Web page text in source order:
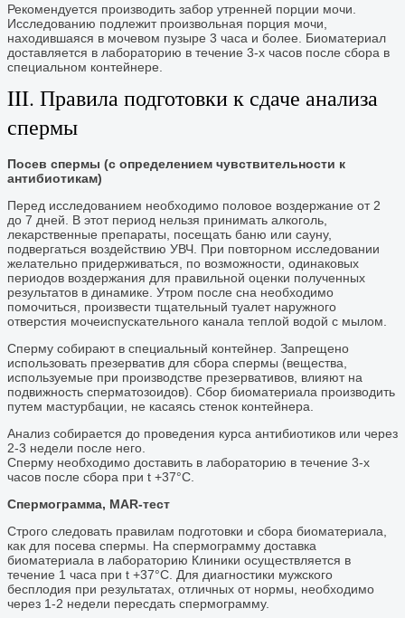
Рекомендуется производить забор утренней порции мочи.
Исследованию подлежит произвольная порция мочи,
находившаяся в мочевом пузыре 3 часа и более. Биоматериал
доставляется в лабораторию в течение 3-х часов после сбора в
специальном контейнере.
III. Правила подготовки к сдаче анализа
спермы
Посев спермы (с определением чувствительности к
антибиотикам)
Перед исследованием необходимо половое воздержание от 2
до 7 дней. В этот период нельзя принимать алкоголь,
лекарственные препараты, посещать баню или сауну,
подвергаться воздействию УВЧ. При повторном исследовании
желательно придерживаться, по возможности, одинаковых
периодов воздержания для правильной оценки полученных
результатов в динамике. Утром после сна необходимо
помочиться, произвести тщательный туалет наружного
отверстия мочеиспускательного канала теплой водой с мылом.
Сперму собирают в специальный контейнер. Запрещено
использовать презерватив для сбора спермы (вещества,
используемые при производстве презервативов, влияют на
подвижность сперматозоидов). Сбор биоматериала производить
путем мастурбации, не касаясь стенок контейнера.
Анализ собирается до проведения курса антибиотиков или через
2-3 недели после него.
Сперму необходимо доставить в лабораторию в течение 3-х
часов после сбора при t +37°С.
Спермограмма, MAR-тест
Строго следовать правилам подготовки и сбора биоматериала,
как для посева спермы. На спермограмму доставка
биоматериала в лабораторию Клиники осуществляется в
течение 1 часа при t +37°С. Для диагностики мужского
бесплодия при результатах, отличных от нормы, необходимо
через 1-2 недели пересдать спермограмму.